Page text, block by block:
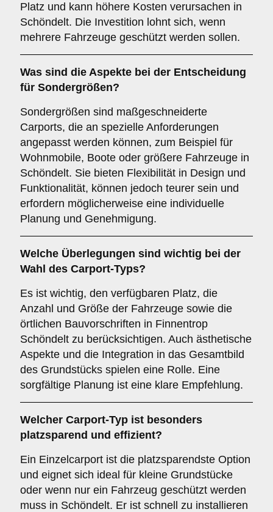
Platz und kann höhere Kosten verursachen in
Schöndelt. Die Investition lohnt sich, wenn
mehrere Fahrzeuge geschützt werden sollen.
Was sind die Aspekte bei der Entscheidung
für Sondergrößen?
Sondergrößen sind maßgeschneiderte
Carports, die an spezielle Anforderungen
angepasst werden können, zum Beispiel für
Wohnmobile, Boote oder größere Fahrzeuge in
Schöndelt. Sie bieten Flexibilität in Design und
Funktionalität, können jedoch teurer sein und
erfordern möglicherweise eine individuelle
Planung und Genehmigung.
Welche Überlegungen sind wichtig bei der
Wahl des Carport-Typs?
Es ist wichtig, den verfügbaren Platz, die
Anzahl und Größe der Fahrzeuge sowie die
örtlichen Bauvorschriften in Finnentrop
Schöndelt zu berücksichtigen. Auch ästhetische
Aspekte und die Integration in das Gesamtbild
des Grundstücks spielen eine Rolle. Eine
sorgfältige Planung ist eine klare Empfehlung.
Welcher Carport-Typ ist besonders
platzsparend und effizient?
Ein Einzelcarport ist die platzsparendste Option
und eignet sich ideal für kleine Grundstücke
oder wenn nur ein Fahrzeug geschützt werden
muss in Schöndelt. Er ist schnell zu installieren